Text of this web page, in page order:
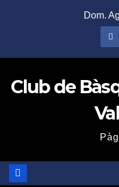
Dom.
Club de